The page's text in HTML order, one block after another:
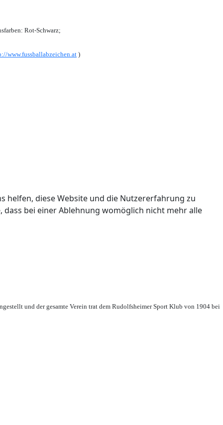
helfen, diese Website und die Nutzererfahrung zu
dass bei einer Ablehnung womöglich nicht mehr alle
Rot-Schwarz;
www.fussballabzeichen.at )
und der gesamte Verein trat dem Rudolfsheimer Sport Klub von 1904 bei